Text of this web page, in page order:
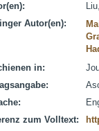
Autor(en):
in:
zum Volltext: